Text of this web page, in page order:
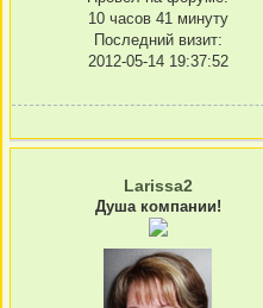
10 часов 41 минуту
Последний визит:
2012-05-14 19:37:52
Larissa2
Душа компании!